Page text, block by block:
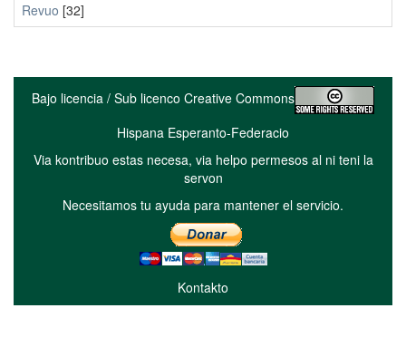
Revuo [32]
Bajo licencia / Sub licenco Creative Commons
Hispana Esperanto-Federacio
Via kontribuo estas necesa, via helpo permesos al ni teni la
servon
Necesitamos tu ayuda para mantener el servicio.
Kontakto